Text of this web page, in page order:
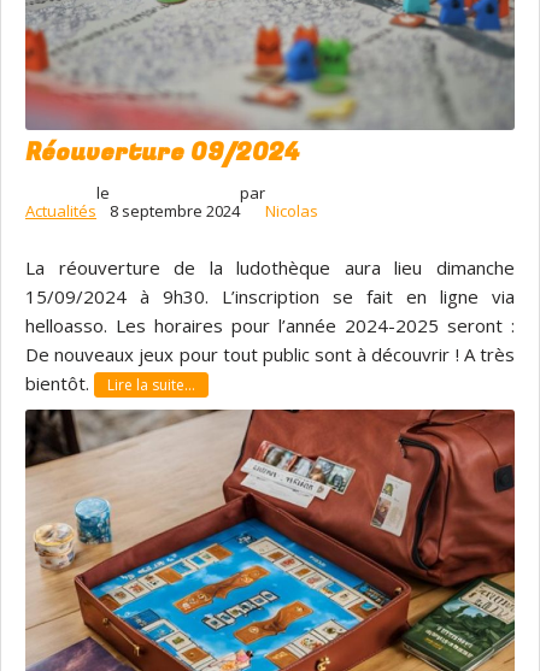
Réouverture 09/2024
Actualités
le
8 septembre 2024
par
Nicolas
La réouverture de la ludothèque aura lieu dimanche
15/09/2024 à 9h30. L’inscription se fait en ligne via
helloasso. Les horaires pour l’année 2024-2025 seront :
De nouveaux jeux pour tout public sont à découvrir ! A très
bientôt.
Lire la suite…